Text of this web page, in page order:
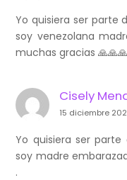
Yo quisiera ser parte
soy venezolana
muchas gracias 🙏🙏🙏
Cisely
15 diciembre
Yo quisiera ser
soy madre
.